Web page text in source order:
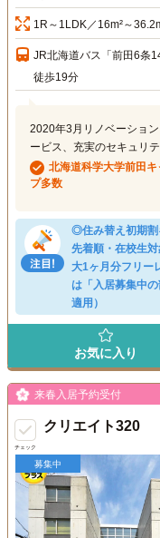
1R～1LDK／16m²～
JR北海道バス「前田6条
徒歩19分
2020年3月リノベーショ
ービス、充実のセキュリ
北海道科学大学前田
プ多数
◎住み替え初期
先着順・在校生
大1ヶ月分フリー
は「入居募集中
適用）
お気に入り
チェック
来春入居予約受付
クリエイト320
募集中